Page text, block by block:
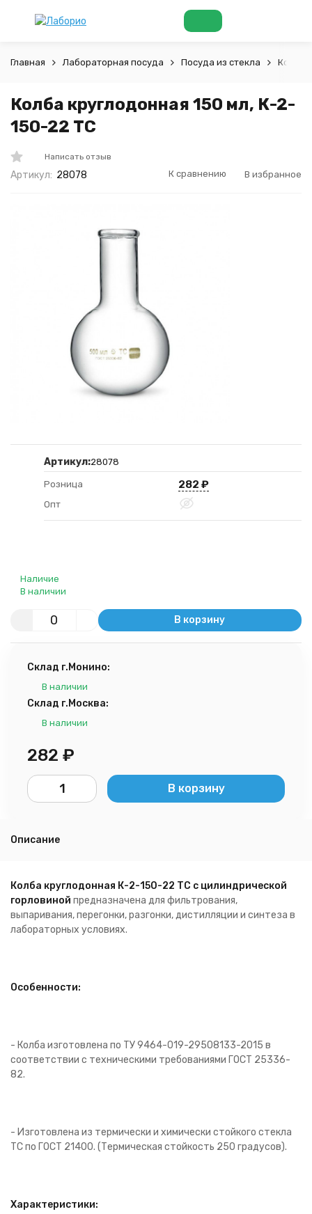
Главная Лабораторная посуда Посуда из стекла Колбы
Колба круглодонная 150 мл, К-2-
150-22 ТС
Написать отзыв
Артикул: 28078 К сравнению В избранное
Артикул:28078
Розница 282 ₽
Опт
Наличие
В наличии
В корзину
Склад г.Монино:
В наличии
Склад г.Москва:
В наличии
282 ₽
В корзину
Описание
Колба круглодонная К-2-150-22 ТС с цилиндрической
горловиной предназначена для фильтрования,
выпаривания, перегонки, разгонки, дистилляции и синтеза в
лабораторных условиях.
Особенности:
- Колба изготовлена по ТУ 9464-019-29508133-2015 в
соответствии с техническими требованиями ГОСТ 25336-
82.
- Изготовлена из термически и химически стойкого стекла
ТС по ГОСТ 21400. (Термическая стойкость 250 градусов).
Характеристики: